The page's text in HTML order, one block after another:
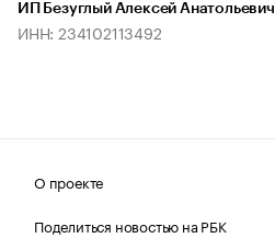
ИП Безуглый Алексей Анатольевич
ИНН: 234102113492
О проекте
Поделиться новостью на РБК